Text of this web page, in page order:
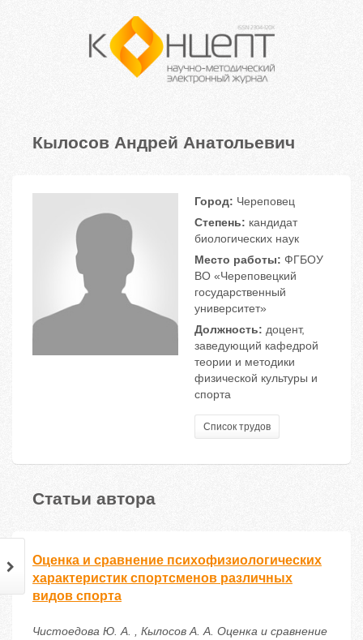
Кылосов Андрей Анатольевич
Город: Череповец
Степень: кандидат
биологических наук
Место работы: ФГБОУ
ВО «Череповецкий
государственный
университет»
Должность: доцент,
заведующий кафедрой
теории и методики
физической культуры и
спорта
Список трудов
Статьи автора
Оценка и сравнение психофизиологических
характеристик спортсменов различных
видов спорта
Чистоедова Ю. А. , Кылосов А. А. Оценка и сравнение